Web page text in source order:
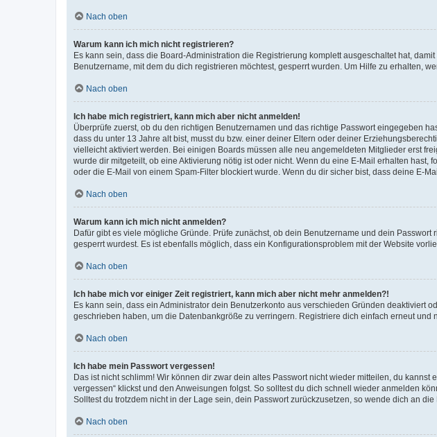
Nach oben
Warum kann ich mich nicht registrieren?
Es kann sein, dass die Board-Administration die Registrierung komplett ausgeschaltet hat,
Benutzername, mit dem du dich registrieren möchtest, gesperrt wurden. Um Hilfe zu erhalten,
Nach oben
Ich habe mich registriert, kann mich aber nicht anmelden!
Überprüfe zuerst, ob du den richtigen Benutzernamen und das richtige Passwort eingegeben
dass du unter 13 Jahre alt bist, musst du bzw. einer deiner Eltern oder deiner
vielleicht aktiviert werden. Bei einigen Boards müssen alle neu angemeldeten Mitglieder erst
wurde dir mitgeteilt, ob eine Aktivierung nötig ist oder nicht. Wenn du eine E-Mail erhalten
oder die E-Mail von einem Spam-Filter blockiert wurde. Wenn du dir sicher bist, dass deine E-
Nach oben
Warum kann ich mich nicht anmelden?
Dafür gibt es viele mögliche Gründe. Prüfe zunächst, ob dein Benutzername und dein
gesperrt wurdest. Es ist ebenfalls möglich, dass ein Konfigurationsproblem mit der Website
Nach oben
Ich habe mich vor einiger Zeit registriert, kann mich aber nicht mehr anmelden?!
Es kann sein, dass ein Administrator dein Benutzerkonto aus verschieden Gründen deaktiviert
geschrieben haben, um die Datenbankgröße zu verringern. Registriere dich einfach erneut und
Nach oben
Ich habe mein Passwort vergessen!
Das ist nicht schlimm! Wir können dir zwar dein altes Passwort nicht wieder mitteilen, du
vergessen“ klickst und den Anweisungen folgst. So solltest du dich schnell wieder anmelden
Solltest du trotzdem nicht in der Lage sein, dein Passwort zurückzusetzen, so wende dich an die
Nach oben